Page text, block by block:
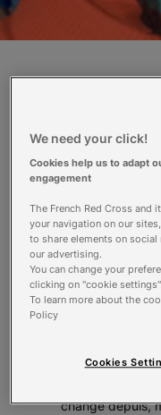
Engie est
référent pour
palestinien
travaille
palestinien de
soin de tous,
Elle est la
souffert de la
l’époque, il
d’éducation
changé depuis,
We need your click!
Cookies help us to adapt
engagement
The French Red Cross and
your navigation on our
to share elements on
our advertising.
You can change your
clicking on "cookie settings".
To learn more about the
Policy
Cookies